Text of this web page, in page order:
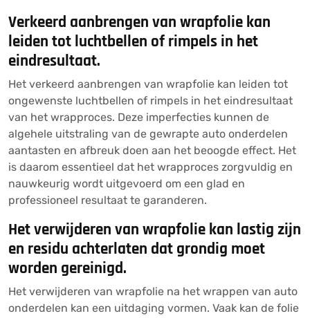
Verkeerd aanbrengen van wrapfolie kan
leiden tot luchtbellen of rimpels in het
eindresultaat.
Het verkeerd aanbrengen van wrapfolie kan leiden tot
ongewenste luchtbellen of rimpels in het eindresultaat
van het wrapproces. Deze imperfecties kunnen de
algehele uitstraling van de gewrapte auto onderdelen
aantasten en afbreuk doen aan het beoogde effect. Het
is daarom essentieel dat het wrapproces zorgvuldig en
nauwkeurig wordt uitgevoerd om een glad en
professioneel resultaat te garanderen.
Het verwijderen van wrapfolie kan lastig zijn
en residu achterlaten dat grondig moet
worden gereinigd.
Het verwijderen van wrapfolie na het wrappen van auto
onderdelen kan een uitdaging vormen. Vaak kan de folie